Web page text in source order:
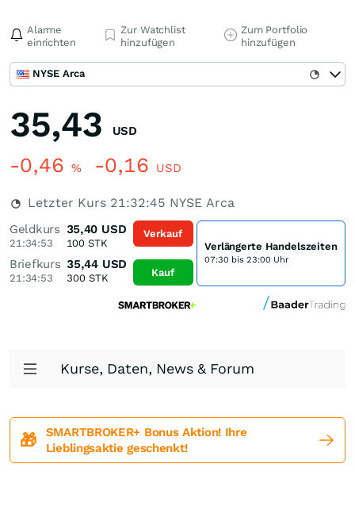
Alarme
einrichten
Zur Watchlist
hinzufügen
Zum Portfolio
hinzufügen
NYSE Arca
35,43 USD
-0,46 % -0,16 USD
Letzter Kurs 21:32:45 NYSE Arca
Geldkurs
21:34:53
35,40 USD
100 STK
Briefkurs
21:34:53
35,44 USD
300STK
Verkauf
Kauf
Verlängerte Handelszeiten
07:30 bis 23:00 Uhr
Kurse, Daten, News & Forum
🎁
SMARTBROKER+ Bonus Aktion! Ihre
Lieblingsaktie geschenkt!